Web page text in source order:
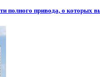
полного привода, о которых